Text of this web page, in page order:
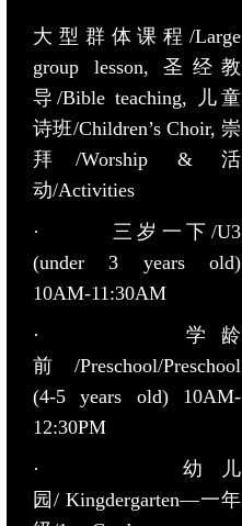
大型群体课程/Large
group lesson, 圣经教
导/Bible teaching, 儿童
诗班/Children’s Choir, 崇
拜/Worship & 活
动/Activities
· 三岁一下/U3
(under 3 years old)
10AM-11:30AM
· 学龄
前/Preschool/Preschool
(4-5 years old) 10AM-
12:30PM
· 幼儿
园/ Kingdergarten—一年